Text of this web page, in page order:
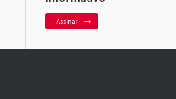
Assinar